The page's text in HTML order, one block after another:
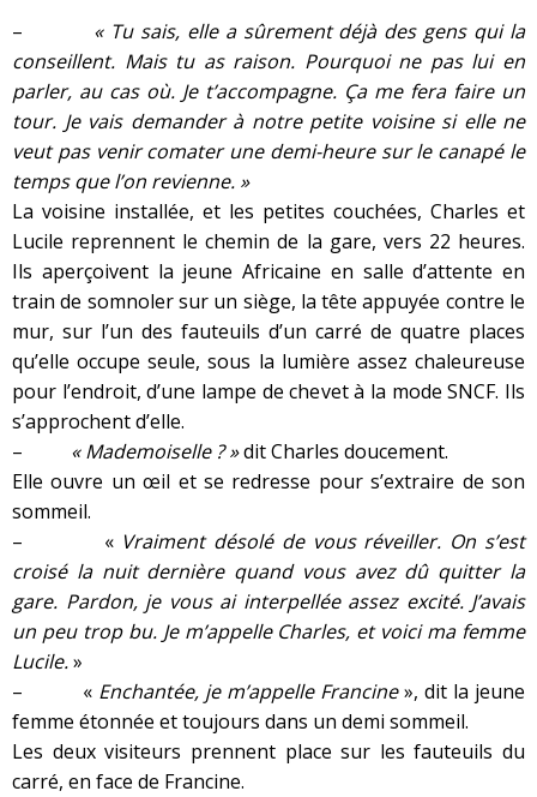
– « Tu sais, elle a sûrement déjà des gens qui la
conseillent. Mais tu as raison. Pourquoi ne pas lui en
parler, au cas où. Je t’accompagne. Ça me fera faire un
tour. Je vais demander à notre petite voisine si elle ne
veut pas venircomaterune demi-heure sur le canapé le
temps que l’on revienne. »
La voisine installée, et les petites couchées, Charles et
Lucile reprennent le chemin de la gare, vers 22 heures.
Ils aperçoivent la jeune Africaine en salle d’attente en
train de somnoler sur un siège, la tête appuyée contre le
mur, sur l’un des fauteuils d’un carré de quatre places
qu’elle occupe seule, sous la lumière assez chaleureuse
pour l’endroit, d’une lampe de chevet à la mode SNCF. Ils
s’approchent d’elle.
– « Mademoiselle ? »dit Charles doucement.
Elle ouvre un œil et se redresse pour s’extraire de son
sommeil.
– « Vraiment désolé de vous réveiller. On s’est
croisé la nuit dernière quand vous avez dû quitter la
gare. Pardon, je vous ai interpellée assez excité. J’avais
un peu trop bu. Je m’appelle Charles, et voici ma femme
Lucile.»
– « Enchantée, je m’appelle Francine», dit la jeune
femme étonnée et toujours dans un demi sommeil.
Les deux visiteurs prennent place sur les fauteuils du
carré, en face de Francine.